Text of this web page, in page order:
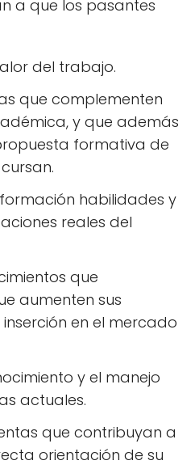
a que los pasantes
del trabajo.
que complementen
y que además
formativa de
habilidades y
reales del
que
aumenten sus
en el mercado
y el manejo
actuales.
que contribuyan a
orientación de su